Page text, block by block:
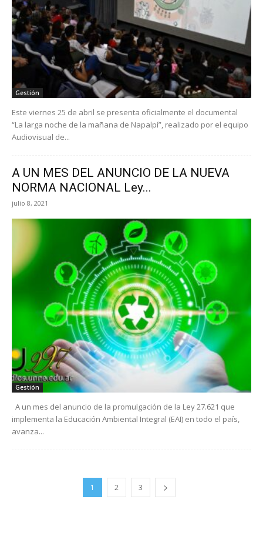
Gestión
Este viernes 25 de abril se presenta oficialmente el documental
“La larga noche de la mañana de Napalpí”, realizado por el equipo
Audiovisual de...
A UN MES DEL ANUNCIO DE LA NUEVA
NORMA NACIONAL Ley...
julio 8, 2021
Gestión
A un mes del anuncio de la promulgación de la Ley 27.621 que
implementa la Educación Ambiental Integral (EAI) en todo el país,
avanza...
1 2 3